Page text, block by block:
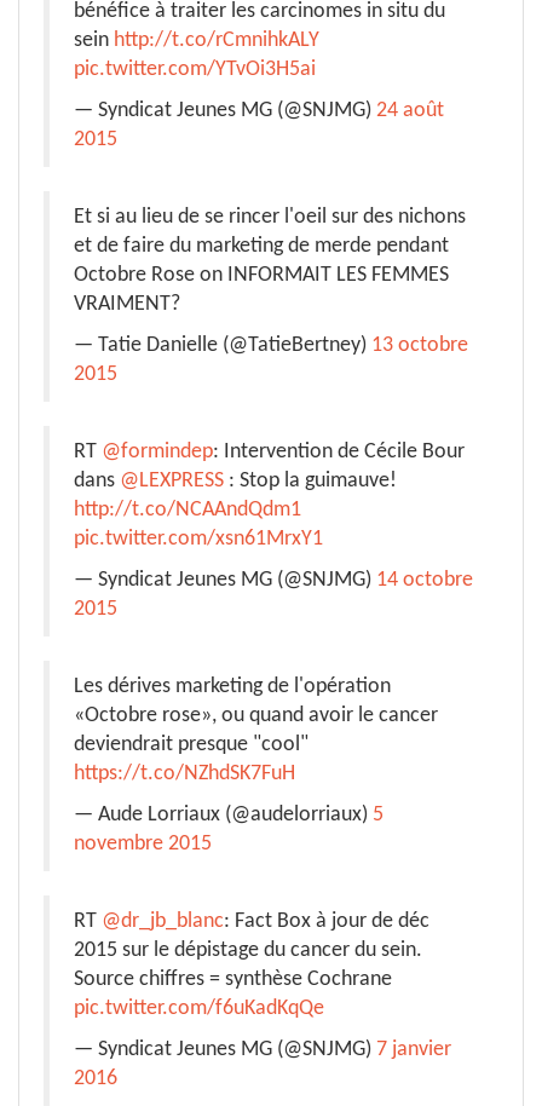
bénéfice à traiter les carcinomes in situ du
sein http://t.co/rCmnihkALY
pic.twitter.com/YTvOi3H5ai
— Syndicat Jeunes MG (@SNJMG) 24 août
2015
Et si au lieu de se rincer l'oeil sur des nichons
et de faire du marketing de merde pendant
Octobre Rose on INFORMAIT LES FEMMES
VRAIMENT?
— Tatie Danielle (@TatieBertney) 13 octobre
2015
RT @formindep: Intervention de Cécile Bour
dans @LEXPRESS : Stop la guimauve!
http://t.co/NCAAndQdm1
pic.twitter.com/xsn61MrxY1
— Syndicat Jeunes MG (@SNJMG) 14 octobre
2015
Les dérives marketing de l'opération
«Octobre rose», ou quand avoir le cancer
deviendrait presque "cool"
https://t.co/NZhdSK7FuH
— Aude Lorriaux (@audelorriaux) 5
novembre 2015
RT @dr_jb_blanc: Fact Box à jour de déc
2015 sur le dépistage du cancer du sein.
Source chiffres = synthèse Cochrane
pic.twitter.com/f6uKadKqQe
— Syndicat Jeunes MG (@SNJMG) 7 janvier
2016